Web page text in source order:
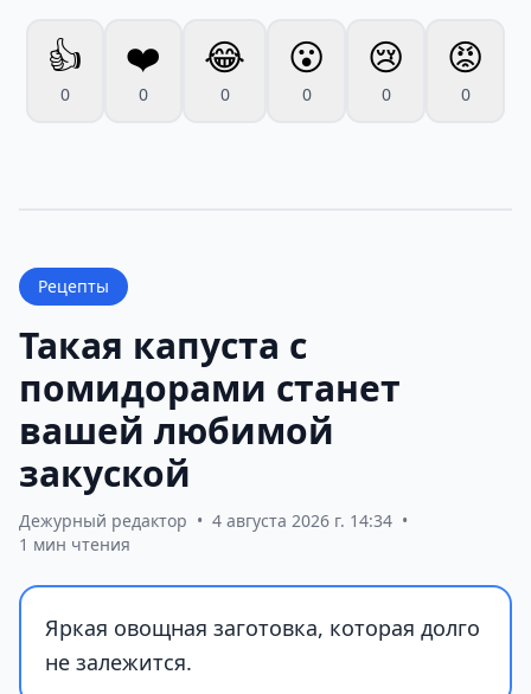
👍
0
❤️
0
😂
0
😮
0
😢
0
😡
0
Рецепты
Такая капуста с
помидорами станет
вашей любимой
закуской
Дежурный редактор • 4 августа 2026 г. 14:34 •
1 мин чтения
Яркая овощная заготовка, которая долго
не залежится.